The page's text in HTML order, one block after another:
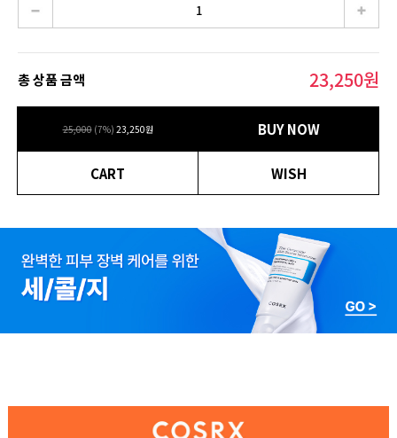
총 상품 금액 23,250원
25,000 (7%) 23,250원 BUY NOW
CART WISH